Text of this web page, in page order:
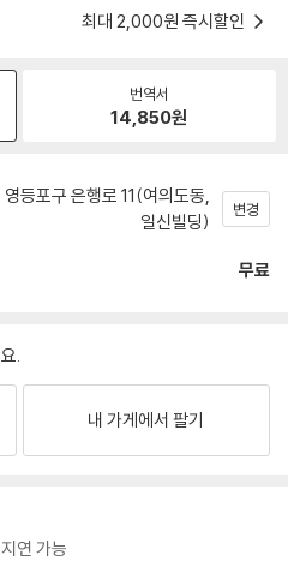
최대 2,000원 즉시할인
번역서
14,850원
등포구 은행로 11(여의도동,
일신빌딩)
변경
무료
.
내 가게에서 팔기
연 가능